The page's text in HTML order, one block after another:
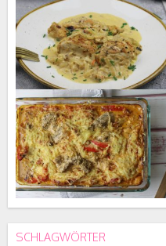
SCHLAGWÖRTER